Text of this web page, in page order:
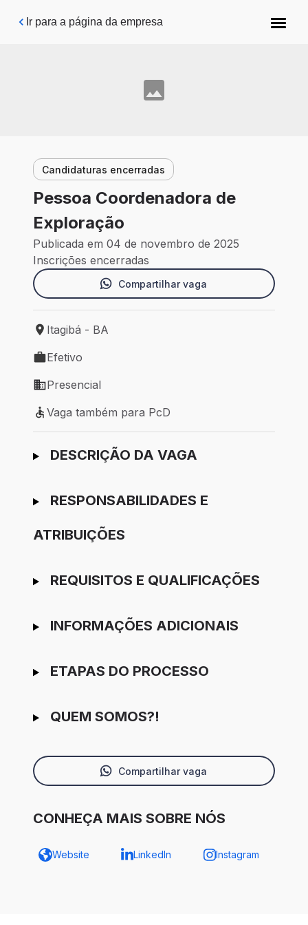
Pular para o conteúdo principal
Ir para a página da empresa
Candidaturas encerradas
Pessoa Coordenadora de
Exploração
Publicada em 04 de novembro de 2025
Inscrições encerradas
Compartilhar vaga
Local de trabalho: Itagibá - BA
Itagibá - BA
Tipo de vaga: Efetivo
Efetivo
Modelo de trabalho: Presencial
Presencial
Vaga também para PcD
Vaga também para PcD
Ir para candidatura
DESCRIÇÃO DA VAGA
RESPONSABILIDADES E
ATRIBUIÇÕES
REQUISITOS E QUALIFICAÇÕES
INFORMAÇÕES ADICIONAIS
ETAPAS DO PROCESSO
QUEM SOMOS?!
Compartilhar vaga
CONHEÇA MAIS SOBRE NÓS
Website LinkedIn Instagram